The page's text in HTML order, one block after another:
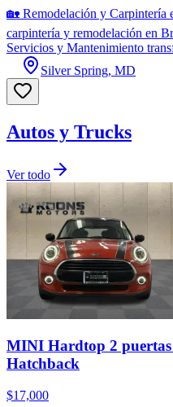
🏡 Remodelación y
carpintería y remodelación en
Servicios y Mantenimiento
Silver Spring, MD
Autos y Trucks
Ver todo
MINI Hardtop 2 puertas
Hatchback
$17,000